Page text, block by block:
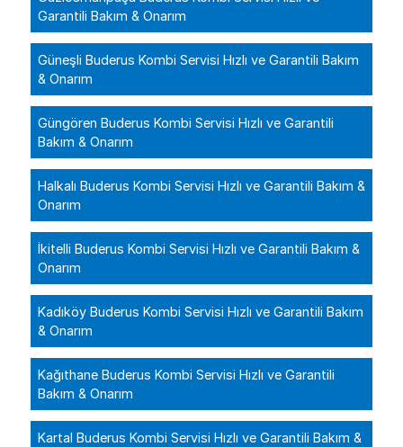
Garantili Bakım & Onarım
Güneşli Buderus Kombi Servisi Hızlı ve Garantili Bakım
& Onarım
Güngören Buderus Kombi Servisi Hızlı ve Garantili
Bakım & Onarım
Halkalı Buderus Kombi Servisi Hızlı ve Garantili Bakım &
Onarım
İkitelli Buderus Kombi Servisi Hızlı ve Garantili Bakım &
Onarım
Kadıköy Buderus Kombi Servisi Hızlı ve Garantili Bakım
& Onarım
Kağıthane Buderus Kombi Servisi Hızlı ve Garantili
Bakım & Onarım
Kartal Buderus Kombi Servisi Hızlı ve Garantili Bakım &